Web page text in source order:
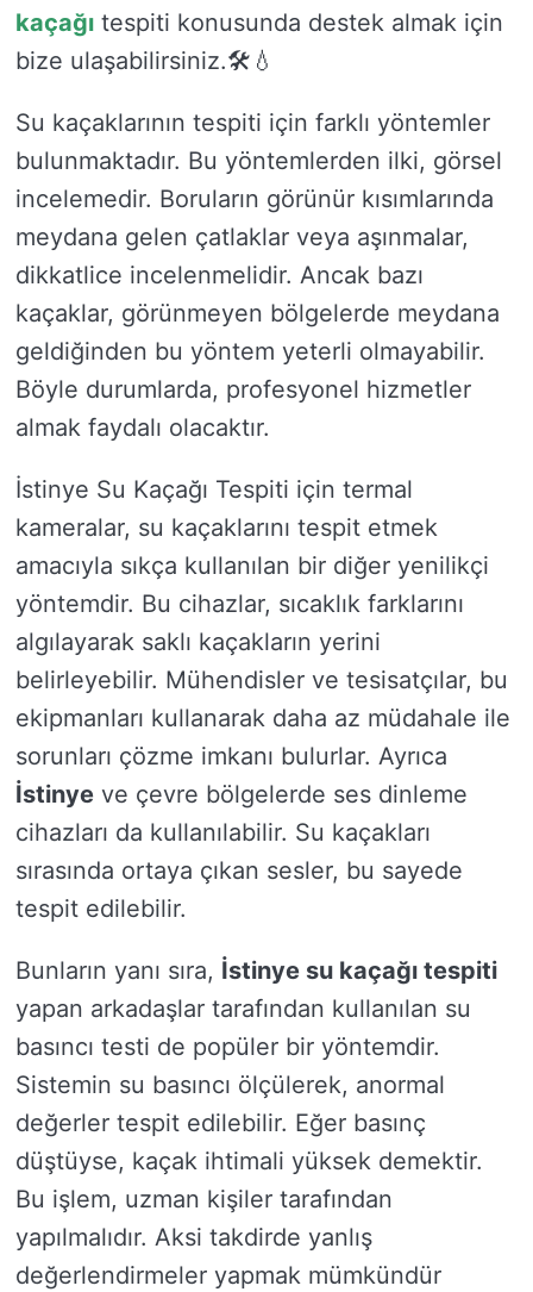
kaçağı tespiti konusunda destek almak için
bize ulaşabilirsiniz.🛠️💧
Su kaçaklarının tespiti için farklı yöntemler
bulunmaktadır. Bu yöntemlerden ilki, görsel
incelemedir. Boruların görünür kısımlarında
meydana gelen çatlaklar veya aşınmalar,
dikkatlice incelenmelidir. Ancak bazı
kaçaklar, görünmeyen bölgelerde meydana
geldiğinden bu yöntem yeterli olmayabilir.
Böyle durumlarda, profesyonel hizmetler
almak faydalı olacaktır.
İstinye Su Kaçağı Tespiti için termal
kameralar, su kaçaklarını tespit etmek
amacıyla sıkça kullanılan bir diğer yenilikçi
yöntemdir. Bu cihazlar, sıcaklık farklarını
algılayarak saklı kaçakların yerini
belirleyebilir. Mühendisler ve tesisatçılar, bu
ekipmanları kullanarak daha az müdahale ile
sorunları çözme imkanı bulurlar. Ayrıca
İstinye ve çevre bölgelerde ses dinleme
cihazları da kullanılabilir. Su kaçakları
sırasında ortaya çıkan sesler, bu sayede
tespit edilebilir.
Bunların yanı sıra, İstinye su kaçağı tespiti
yapan arkadaşlar tarafından kullanılan su
basıncı testi de popüler bir yöntemdir.
Sistemin su basıncı ölçülerek, anormal
değerler tespit edilebilir. Eğer basınç
düştüyse, kaçak ihtimali yüksek demektir.
Bu işlem, uzman kişiler tarafından
yapılmalıdır. Aksi takdirde yanlış
değerlendirmeler yapmak mümkündür